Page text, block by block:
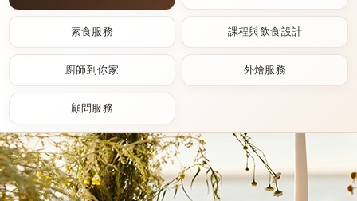
素食服務 課程與飲食設計
廚師到你家 外燴服務
顧問服務